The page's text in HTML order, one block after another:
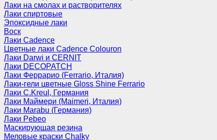
Лаки на смолах и растворителях
Лаки спиртовые
Эпоксидные лаки
Воск
Лаки Cadence
Цветные лаки Cadence Colouron
Лаки Darwi и CERNIT
Лаки DECOPATCH
Лаки Феррарио (Ferrario, Италия)
Лаки-гели цветные Gloss Shine Ferrario
Лаки C.Kreul, Германия
Лаки Маймери (Maimeri, Италия)
Лаки Marabu (Германия)
Лаки Pebeo
Маскирующая резина
Меловые краски Chalky